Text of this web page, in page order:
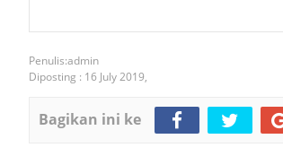
admin
Diposting : 16 July 2019,
Bagikan ini ke